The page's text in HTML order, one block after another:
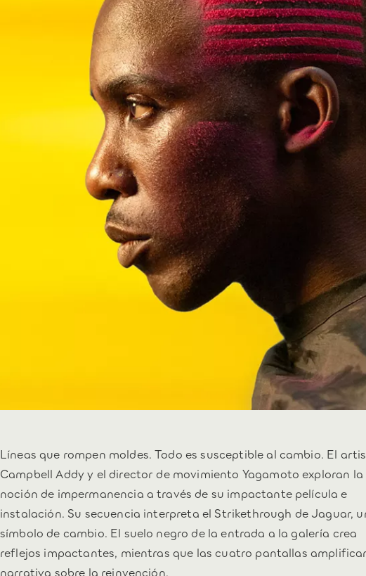
Líneas que rompen moldes. Todo es susceptible al cambio. El
Campbell Addy y el director de movimiento Yagamoto exploran la
noción de impermanencia a través de su impactante película e
instalación. Su secuencia interpreta el Strikethrough de Jaguar,
símbolo de cambio. El suelo negro de la entrada a la galería crea
reflejos impactantes, mientras que las cuatro pantallas
narrativa sobre la reinvención.